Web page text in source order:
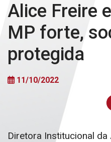
Alice Freire
MP forte,
protegida
11/10/2022
Diretora Institucional